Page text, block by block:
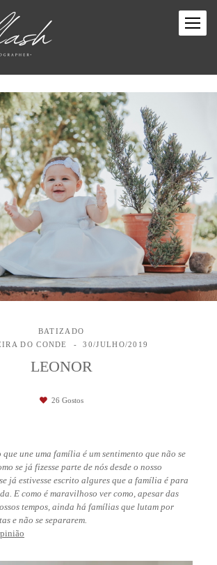
BATIZADO
DO CONDE
30/JULHO/2019
LEONOR
26 Gostos
une uma família é um sentimento que não se
se já fizesse parte de nós desde o nosso
já estivesse escrito algures que a família é para
E como é maravilhoso ver como, apesar das
tempos, ainda há famílias que lutam por
e não se separarem.